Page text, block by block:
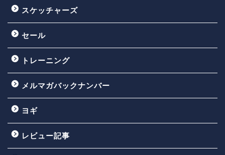
スケッチャーズ
セール
トレーニング
メルマガバックナンバー
ヨギ
レビュー記事